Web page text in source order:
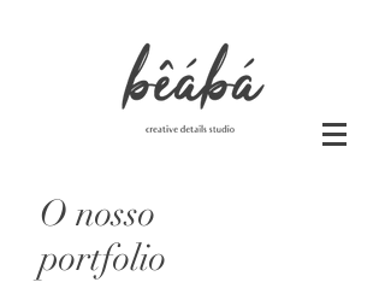
O nosso
portfolio